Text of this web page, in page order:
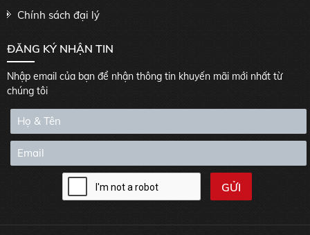
Chính sách đại lý
ĐĂNG KÝ NHẬN TIN
Nhập email của bạn để nhận thông tin khuyến mãi mới nhất từ
chúng tôi